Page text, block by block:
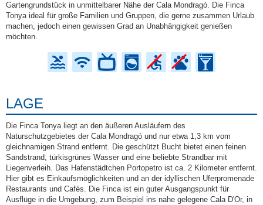
Gartengrundstück in unmittelbarer Nähe der Cala Mondragó. Die Finca
Tonya ideal für große Familien und Gruppen, die gerne zusammen Urlaub
machen, jedoch einen gewissen Grad an Unabhängigkeit genießen
möchten.
LAGE
Die Finca Tonya liegt an den äußeren Ausläufern des
Naturschutzgebietes der Cala Mondragó und nur etwa 1,3 km vom
gleichnamigen Strand entfernt. Die geschützt Bucht bietet einen feinen
Sandstrand, türkisgrünes Wasser und eine beliebte Strandbar mit
Liegenverleih. Das Hafenstädtchen Portopetro ist ca. 2 Kilometer entfernt.
Hier gibt es Einkaufsmöglichkeiten und an der idyllischen Uferpromenade
Restaurants und Cafés. Die Finca ist ein guter Ausgangspunkt für
Ausflüge in die Umgebung, zum Beispiel ins nahe gelegene Cala D'Or, in